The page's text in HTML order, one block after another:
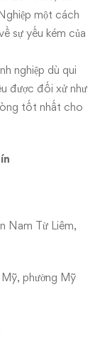
một cách
sự yếu kém của
nghiệp dù qui
được đối xử như
tốt nhất cho
Nam Từ Liêm,
phường Mỹ